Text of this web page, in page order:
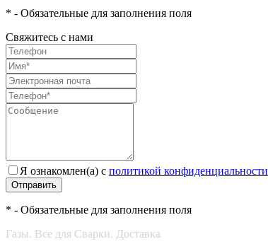
* - Обязательные для заполнения поля
Свяжитесь с нами
Я ознакомлен(а) с политикой конфиденциальности
Отправить
* - Обязательные для заполнения поля
Газы. Все для Сварки. Доставка